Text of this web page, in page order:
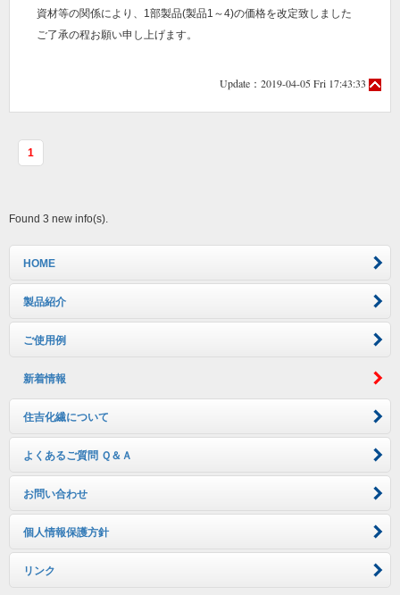
資材等の関係により、1部製品(製品1～4)の価格を改定致しました
ご了承の程お願い申し上げます。
Update：2019-04-05 Fri 17:43:33
1
Found 3 new info(s).
HOME
製品紹介
ご使用例
新着情報
住吉化繊について
よくあるご質問 Ｑ＆Ａ
お問い合わせ
個人情報保護方針
リンク